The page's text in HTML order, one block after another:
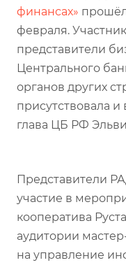
финансах» прошёл
февраля.
представители
Центрального
органов других
присутствовала
глава ЦБ РФ
Представители
участие в
кооператива
аудитории
на управление